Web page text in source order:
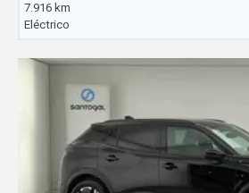
7.916 km
Eléctrico